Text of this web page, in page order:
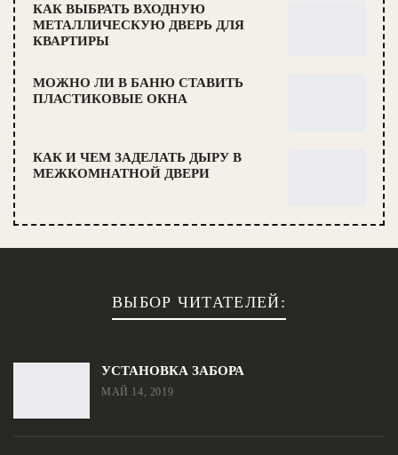
КАК ВЫБРАТЬ ВХОДНУЮ
МЕТАЛЛИЧЕСКУЮ ДВЕРЬ ДЛЯ
КВАРТИРЫ
МОЖНО ЛИ В БАНЮ СТАВИТЬ
ПЛАСТИКОВЫЕ ОКНА
КАК И ЧЕМ ЗАДЕЛАТЬ ДЫРУ В
МЕЖКОМНАТНОЙ ДВЕРИ
ВЫБОР ЧИТАТЕЛЕЙ:
УСТАНОВКА ЗАБОРА
МАЙ 14, 2019